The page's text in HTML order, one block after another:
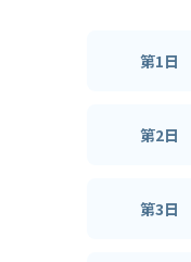
第1日
第2日
第3日